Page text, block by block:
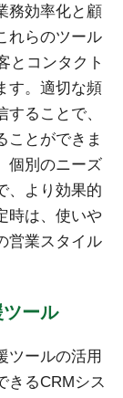
務効率化と顧
れらのツール
とコンタクト
す。適切な頻
ることで、
ことができま
個別のニーズ
、より効果的
時は、使いや
営業スタイル
ール
ツールの活用
きるCRMシス